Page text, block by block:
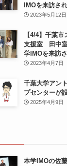
IMOを来訪さ
2023年5月12日
【4/4】千葉
支援室 田中
学IMOを来訪
2023年4月7日
千葉大学アン
プセンターが
2025年4月9日
本学IMOの佐